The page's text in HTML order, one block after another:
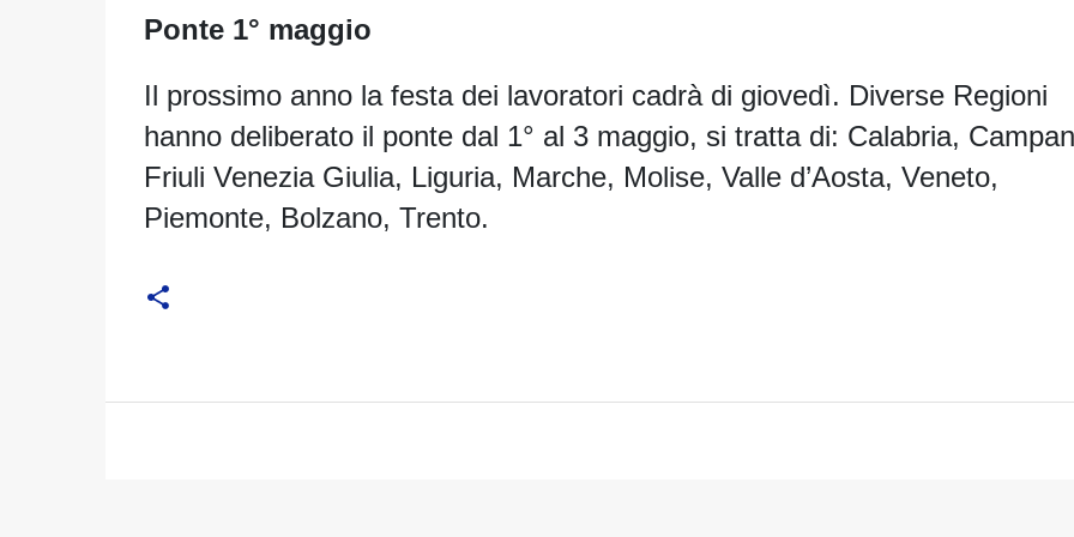
Ponte 1° maggio
Il prossimo anno la festa dei lavoratori cadrà di giovedì. Diverse Regioni
hanno deliberato il ponte dal 1° al 3 maggio, si tratta di: Calabria,
Friuli Venezia Giulia, Liguria, Marche, Molise, Valle d’Aosta, Veneto,
Piemonte, Bolzano, Trento.